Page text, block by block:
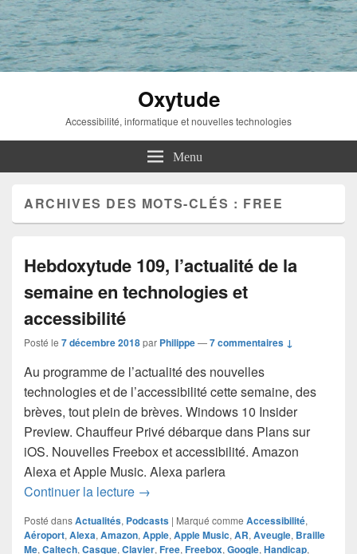
Oxytude
Accessibilité, informatique et nouvelles technologies
Menu
ARCHIVES DES MOTS-CLÉS : FREE
Hebdoxytude 109, l’actualité de la
semaine en technologies et
accessibilité
Posté le 7 décembre 2018par Philippe—7 commentaires ↓
Au programme de l’actualité des nouvelles
technologies et de l’accessibilité cette semaine, des
brèves, tout plein de brèves. Windows 10 Insider
Preview. Chauffeur Privé débarque dans Plans sur
iOS. Nouvelles Freebox et accessibilité. Amazon
Alexa et Apple Music. Alexa parlera
Continuer la lecture Hebdoxytude 109, l’actualité de la
→
Posté dansActualités, Podcasts | Marqué comme Accessibilité,
Aéroport, Alexa, Amazon, Apple, Apple Music, AR, Aveugle, Braille
Me, Caltech, Casque, Clavier, Free, Freebox, Google, Handicap,